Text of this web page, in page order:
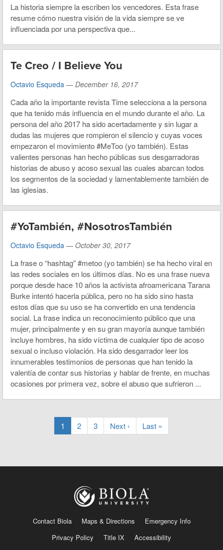
La historia siempre la escriben los vencedores. Esta frase
resume cómo nuestra visión de la vida siempre se ve
influenciada por una perspectiva que...
Te Creo / I Believe You
Octavio Esqueda — December 16, 2017
​Cada año la importante revista Time selecciona a la persona
que ha tenido más influencia en el mundo durante el año. La
persona del año 2017 ha sido acertadamente y sin lugar a
dudas las mujeres que rompieron el silencio y cuyas voces
empezaron el movimiento #MeToo (yo también). Estas
valientes personas han hecho públicas sus desgarradoras
historias de abuso y acoso sexual las cuales abarcan todos
los segmentos de la sociedad y lamentablemente también de
las iglesias.
#YoTambién, #NosotrosTambién
Octavio Esqueda — October 30, 2017
La frase o “hashtag” #metoo (yo también) se ha hecho viral en
las redes sociales en los últimos días. No es una frase nueva
porque desde hace 10 años la activista afroamericana Tarana
Burke intentó hacerla pública, pero no ha sido sino hasta
estos días que su uso se ha convertido en una tendencia
social. La frase indica un reconocimiento público que una
mujer, principalmente y en su gran mayoría aunque también
incluye hombres, ha sido víctima de cualquier tipo de acoso
sexual o incluso violación. Ha sido desgarrador leer los
innumerables testimonios de personas que han tenido la
valentía de contar sus historias y hablar de frente, en muchas
ocasiones por primera vez, sobre el abuso que sufrieron ...
1 2 3 Next › Last »
Contact Biola Maps & Directions
Emergency Info
Privacy Policy
Title IX
Accessibility